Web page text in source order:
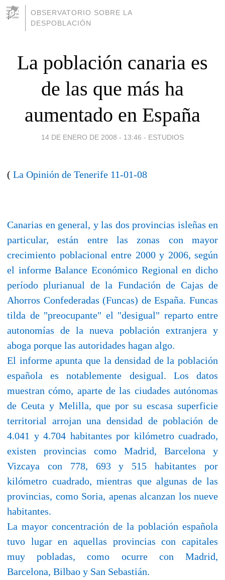
OBSERVATORIO SOBRE LA
DESPOBLACIÓN
La población canaria es
de las que más ha
aumentado en España
14 DE ENERO DE 2008 - 13:46 - ESTUDIOS
( La Opinión de Tenerife 11-01-08
Canarias en general, y las dos provincias isleñas en
particular, están entre las zonas con mayor
crecimiento poblacional entre 2000 y 2006, según
el informe Balance Económico Regional en dicho
período plurianual de la Fundación de Cajas de
Ahorros Confederadas (Funcas) de España. Funcas
tilda de "preocupante" el "desigual" reparto entre
autonomías de la nueva población extranjera y
aboga porque las autoridades hagan algo.
El informe apunta que la densidad de la población
española es notablemente desigual. Los datos
muestran cómo, aparte de las ciudades autónomas
de Ceuta y Melilla, que por su escasa superficie
territorial arrojan una densidad de población de
4.041 y 4.704 habitantes por kilómetro cuadrado,
existen provincias como Madrid, Barcelona y
Vizcaya con 778, 693 y 515 habitantes por
kilómetro cuadrado, mientras que algunas de las
provincias, como Soria, apenas alcanzan los nueve
habitantes.
La mayor concentración de la población española
tuvo lugar en aquellas provincias con capitales
muy pobladas, como ocurre con Madrid,
Barcelona, Bilbao y San Sebastián.